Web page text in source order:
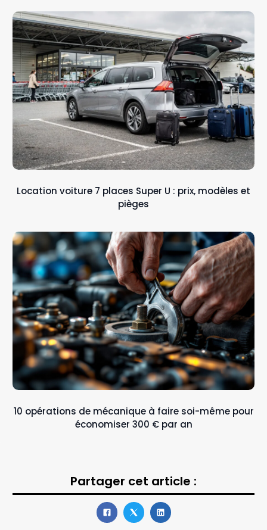
Location voiture 7 places Super U : prix, modèles et
pièges
10 opérations de mécanique à faire soi-même pour
économiser 300 € par an
Partager cet article :